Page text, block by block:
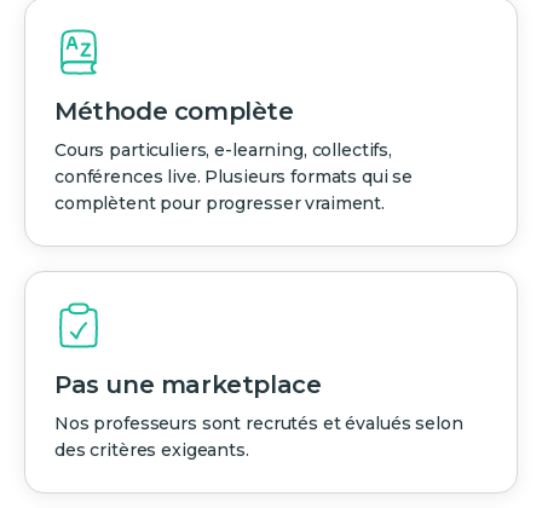
Méthode complète
Cours particuliers, e-learning, collectifs,
conférences live. Plusieurs formats qui se
complètent pour progresser vraiment.
Pas une marketplace
Nos professeurs sont recrutés et évalués selon
des critères exigeants.